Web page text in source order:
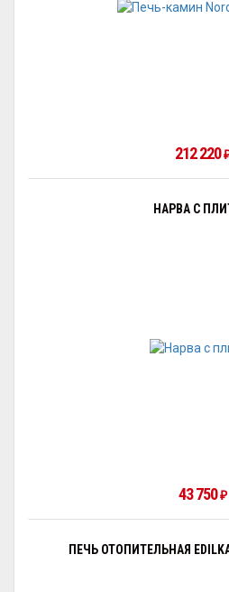
212 220₽
НАРВА С
43 750₽
ПЕЧЬ ОТОПИТЕЛЬНАЯ